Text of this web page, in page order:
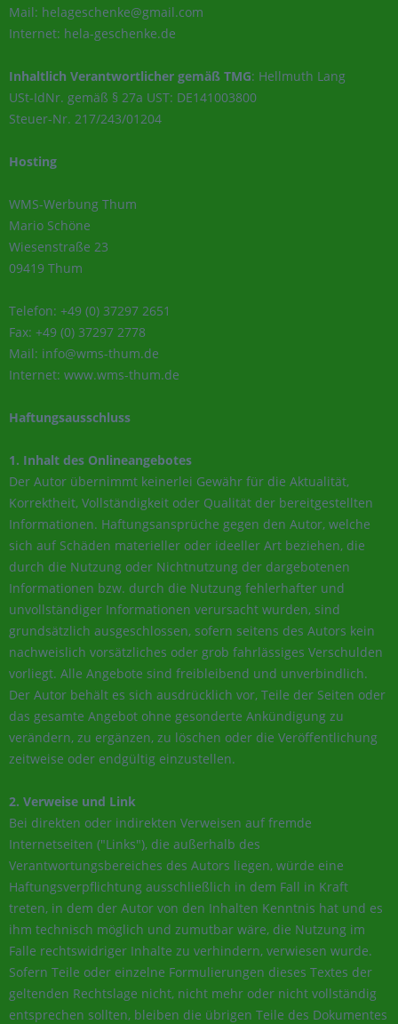
Mail: helageschenke@gmail.com
Internet: hela-geschenke.de
Inhaltlich Verantwortlicher gemäß TMG: Hellmuth Lang
USt-IdNr. gemäß § 27a UST: DE141003800
Steuer-Nr. 217/243/01204
Hosting
WMS-Werbung Thum
Mario Schöne
Wiesenstraße 23
09419 Thum
Telefon: +49 (0) 37297 2651
Fax: +49 (0) 37297 2778
Mail: info@wms-thum.de
Internet: www.wms-thum.de
Haftungsausschluss
1. Inhalt des Onlineangebotes
Der Autor übernimmt keinerlei Gewähr für die Aktualität,
Korrektheit, Vollständigkeit oder Qualität der bereitgestellten
Informationen. Haftungsansprüche gegen den Autor, welche
sich auf Schäden materieller oder ideeller Art beziehen, die
durch die Nutzung oder Nichtnutzung der dargebotenen
Informationen bzw. durch die Nutzung fehlerhafter und
unvollständiger Informationen verursacht wurden, sind
grundsätzlich ausgeschlossen, sofern seitens des Autors kein
nachweislich vorsätzliches oder grob fahrlässiges Verschulden
vorliegt. Alle Angebote sind freibleibend und unverbindlich.
Der Autor behält es sich ausdrücklich vor, Teile der Seiten oder
das gesamte Angebot ohne gesonderte Ankündigung zu
verändern, zu ergänzen, zu löschen oder die Veröffentlichung
zeitweise oder endgültig einzustellen.
2. Verweise und Link
Bei direkten oder indirekten Verweisen auf fremde
Internetseiten ("Links"), die außerhalb des
Verantwortungsbereiches des Autors liegen, würde eine
Haftungsverpflichtung ausschließlich in dem Fall in Kraft
treten, in dem der Autor von den Inhalten Kenntnis hat und es
ihm technisch möglich und zumutbar wäre, die Nutzung im
Falle rechtswidriger Inhalte zu verhindern, verwiesen wurde.
Sofern Teile oder einzelne Formulierungen dieses Textes der
geltenden Rechtslage nicht, nicht mehr oder nicht vollständig
entsprechen sollten, bleiben die übrigen Teile des Dokumentes